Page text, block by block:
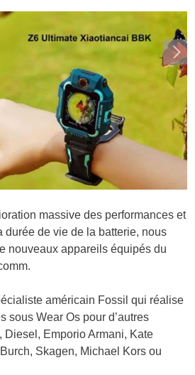
massive des performances et
durée de vie de la batterie, nous
nouveaux appareils équipés du
américain Fossil qui réalise
sous Wear Os pour d’autres
Diesel, Emporio Armani, Kate
Skagen, Michael Kors ou